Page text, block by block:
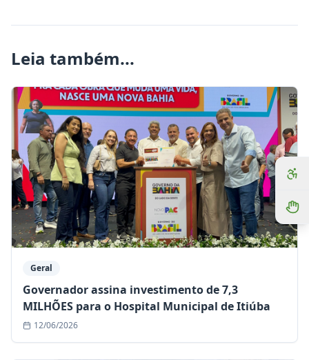
Leia também...
Geral
Governador assina investimento de 7,3
MILHÕES para o Hospital Municipal de Itiúba
12/06/2026